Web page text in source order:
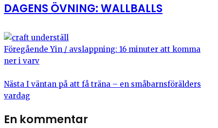
DAGENS ÖVNING: WALLBALLS
Föregående Yin / avslappning: 16 minuter att komma
ner i varv
Nästa I väntan på att få träna – en småbarnsförälders
vardag
En kommentar